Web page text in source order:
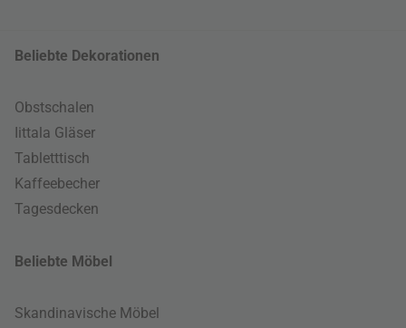
Beliebte Dekorationen
Obstschalen
Iittala Gläser
Tabletttisch
Kaffeebecher
Tagesdecken
Beliebte Möbel
Skandinavische Möbel